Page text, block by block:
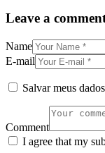
Leave a
Name
E-mail
Salvar meus
Comment
I agree that my